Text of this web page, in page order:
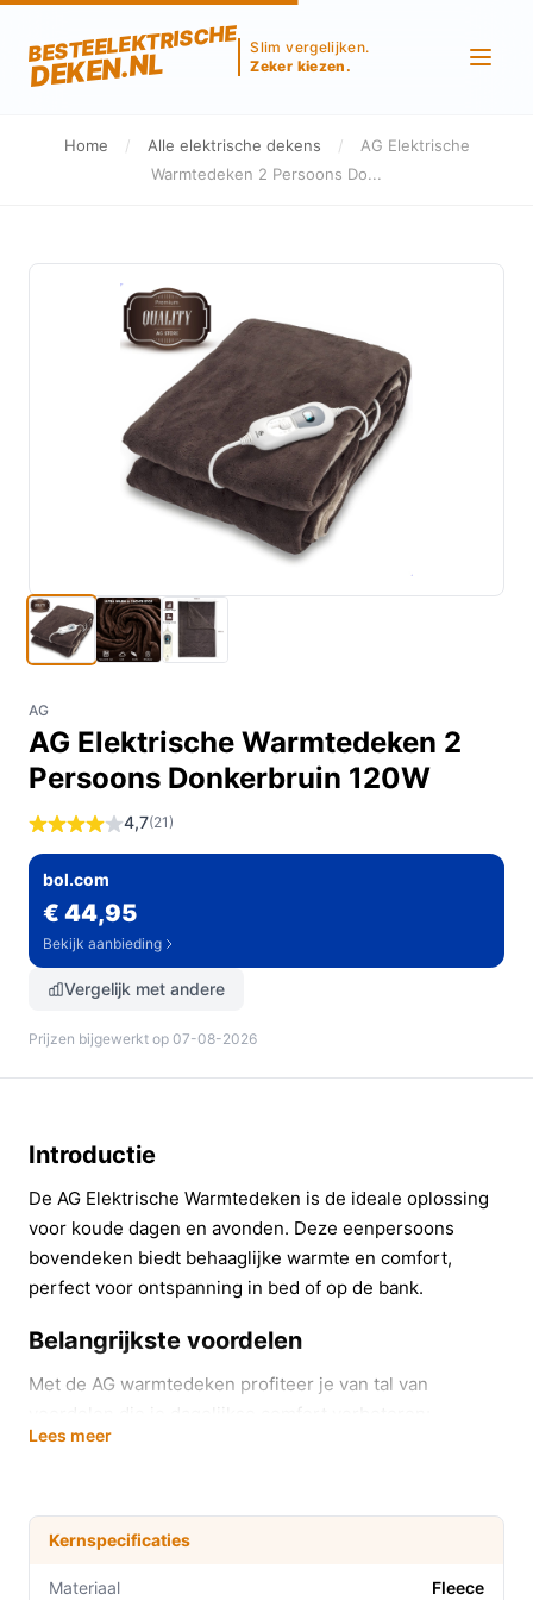
BESTEELEKTRISCHE
DEKEN.NL
Slim vergelijken.
Zeker kiezen.
Home / Alle elektrische dekens /
AG Elektrische
Warmtedeken 2 Persoons Do...
AG
AG Elektrische Warmtedeken 2
Persoons Donkerbruin 120W
4,7(21)
bol.com
€ 44,95
Bekijk aanbieding
Vergelijk met andere
Prijzen bijgewerkt op 07-08-2026
Introductie
De AG Elektrische Warmtedeken is de ideale oplossing
voor koude dagen en avonden. Deze eenpersoons
bovendeken biedt behaaglijke warmte en comfort,
perfect voor ontspanning in bed of op de bank.
Belangrijkste voordelen
Met de AG warmtedeken profiteer je van tal van
65°C.
Ideaal voor gebruik tijdens een filmavond, zodat je
heerlijk warm op de bank kunt relaxen.
Lees meer
Kernspecificaties
Materiaal Fleece